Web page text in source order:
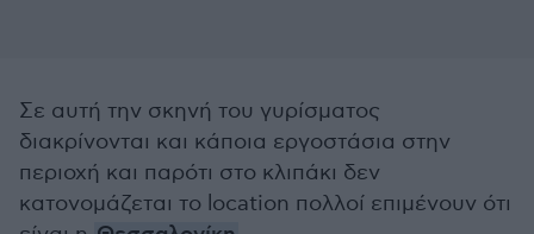
Σε αυτή την σκηνή του γυρίσματος
διακρίνονται και κάποια εργοστάσια στην
περιοχή και παρότι στο κλιπάκι δεν
κατονομάζεται το location πολλοί επιμένουν ότι